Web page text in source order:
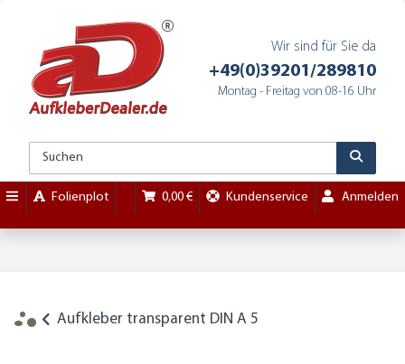
Wir sind für Sie da
+49(0)39201/289810
Montag - Freitag von 08-16 Uhr
Folienplot 0,00 € Kundenservice Anmelden
Aufkleber transparent DIN A 5